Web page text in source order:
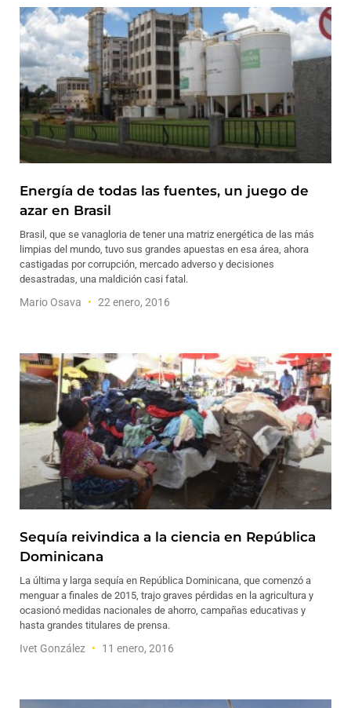
Energía de todas las fuentes, un juego de
azar en Brasil
Brasil, que se vanagloria de tener una matriz energética de las más
limpias del mundo, tuvo sus grandes apuestas en esa área, ahora
castigadas por corrupción, mercado adverso y decisiones
desastradas, una maldición casi fatal.
Mario Osava 22 enero, 2016
Sequía reivindica a la ciencia en República
Dominicana
La última y larga sequía en República Dominicana, que comenzó a
menguar a finales de 2015, trajo graves pérdidas en la agricultura y
ocasionó medidas nacionales de ahorro, campañas educativas y
hasta grandes titulares de prensa.
Ivet González 11 enero, 2016